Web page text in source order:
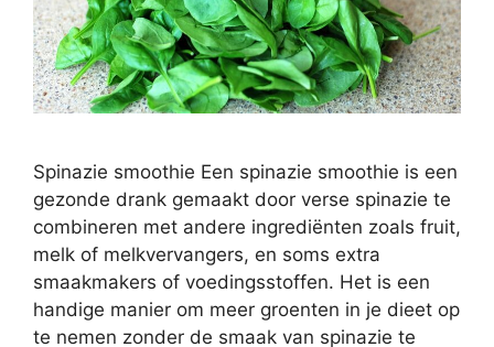
Spinazie smoothie Een spinazie smoothie is een
gezonde drank gemaakt door verse spinazie te
combineren met andere ingrediënten zoals fruit,
melk of melkvervangers, en soms extra
smaakmakers of voedingsstoffen. Het is een
handige manier om meer groenten in je dieet op
te nemen zonder de smaak van spinazie te